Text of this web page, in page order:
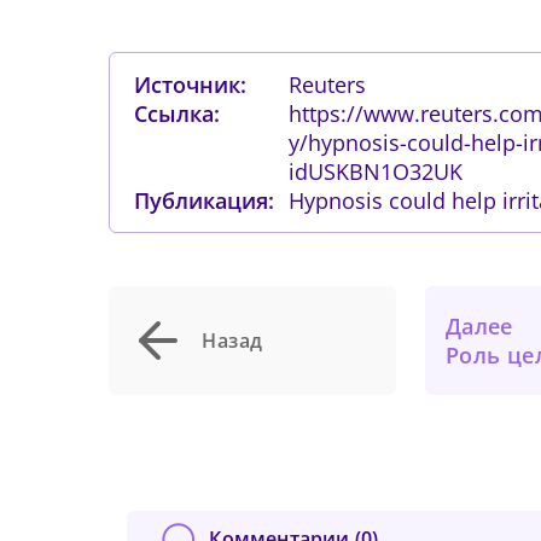
Источник:
Reuters
Ссылка:
https://
y/hypnosis-could-help-
idUSKBN1O32UK
Публикация: Hypnosis could help
Назад
Далее
Роль